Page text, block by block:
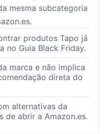
mesma subcategoria
produtos Tapo já
no Guia Black Friday.
marca e não implica
direta do
alternativas da
de abrir a Amazon.es.